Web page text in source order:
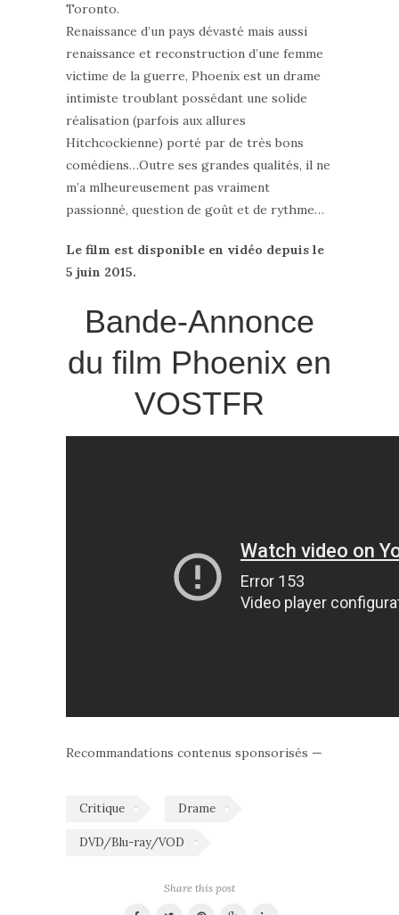
Toronto.
Renaissance d’un pays dévasté mais aussi
renaissance et reconstruction d’une femme
victime de la guerre, Phoenix est un drame
intimiste troublant possédant une solide
réalisation (parfois aux allures
Hitchcockienne) porté par de très bons
comédiens…Outre ses grandes qualités, il ne
m’a mlheureusement pas vraiment
passionné, question de goût et de rythme…
Le film est disponible en vidéo depuis le
5 juin 2015.
Bande-Annonce
du film Phoenix en
VOSTFR
Recommandations contenus sponsorisés —
Critique Drame
DVD/Blu-ray/VOD
Share this post